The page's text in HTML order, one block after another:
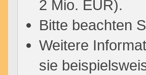
2 Mio. EUR).
Bitte beachten
Weitere
sie